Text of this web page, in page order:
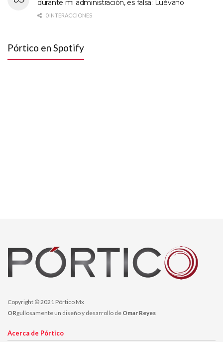
durante mi administración, es falsa: Luévano
0 INTERACCIONES
Pórtico en Spotify
Copyright © 2021 Pórtico Mx
ORgullosamente un diseño y desarrollo de Omar Reyes
Acerca de Pórtico